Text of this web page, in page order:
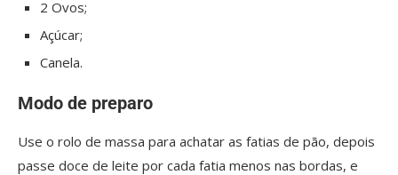
2 Ovos;
Açúcar;
Canela.
Modo de preparo
Use o rolo de massa para achatar as fatias de pão, depois
passe doce de leite por cada fatia menos nas bordas, e